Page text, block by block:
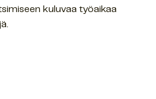
kuluvaa työaikaa